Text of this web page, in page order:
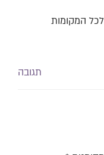
המקומות
תגובה